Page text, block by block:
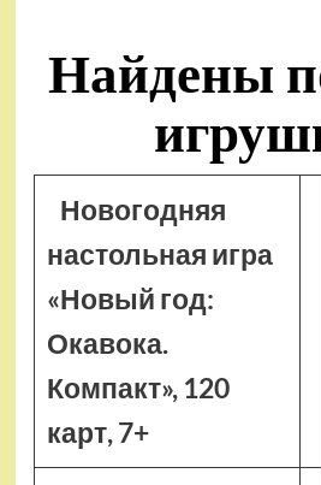
Найдены
Новогодняя
настольная игра
«Новый год:
Окавока.
Компакт», 120
карт, 7+